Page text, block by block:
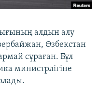
алдын алу
Өзбекстан
сұраған. Бұл
министрлігіне